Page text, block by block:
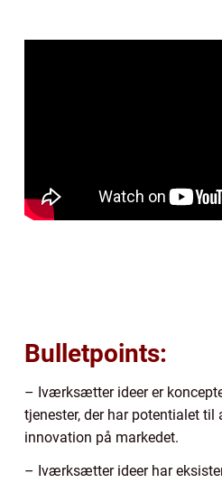
Bulletpoints:
– Iværksætter ideer er
tjenester, der har potentialet
innovation på markedet.
– Iværksætter ideer har